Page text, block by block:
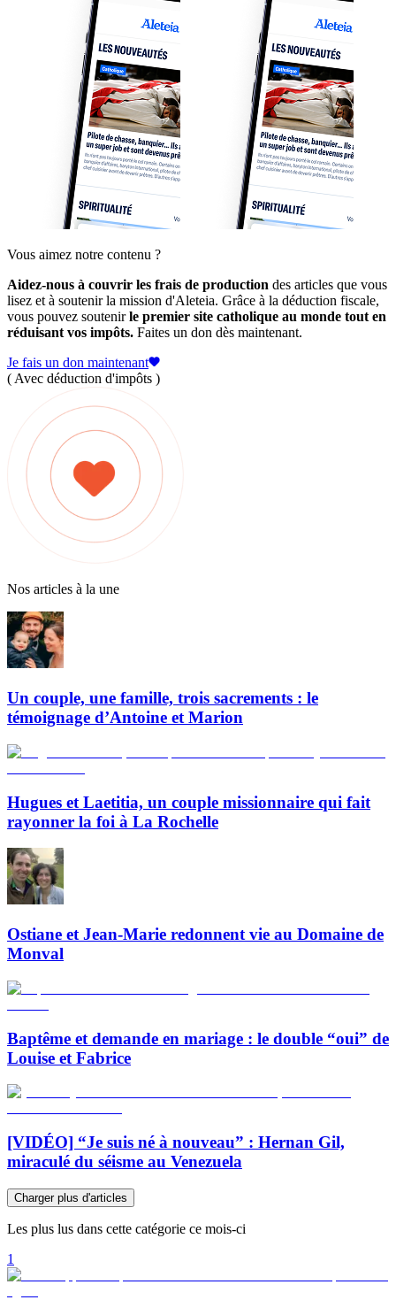
Vous aimez notre contenu ?
Aidez-nous à couvrir les frais de production des articles que vous
lisez et à soutenir la mission d'Aleteia. Grâce à la déduction fiscale,
vous pouvez soutenirle premier site catholique au monde tout en
réduisant vos impôts. Faites un don dès maintenant.
Je fais un don maintenant
( Avec déduction d'impôts )
Nos articles à la une
Un couple, une famille, trois sacrements : le
témoignage d’Antoine et Marion
Hugues et Laetitia, un couple missionnaire qui fait
rayonner la foi à La Rochelle
Ostiane et Jean-Marie redonnent vie au Domaine de
Monval
Baptême et demande en mariage : le double “oui” de
Louise et Fabrice
[VIDÉO] “Je suis né à nouveau” : Hernan Gil,
miraculé du séisme au Venezuela
Charger plus d'articles
Les plus lus dans cette catégorie ce mois-ci
1